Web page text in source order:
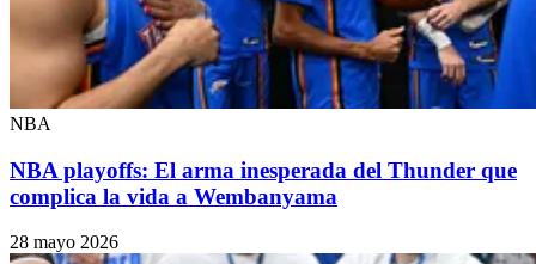
NBA
NBA playoffs: El arma inesperada del Thunder que
complica la vida a Wembanyama
28 mayo 2026